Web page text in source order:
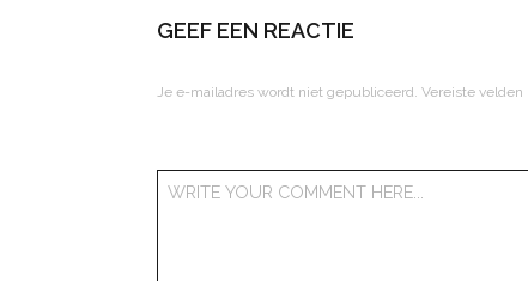
GEEF EEN REACTIE
Je e-mailadres wordt niet gepubliceerd. Vereiste